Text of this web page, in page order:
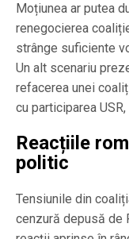
Moțiunea ar putea
renegocierea
strânge suficiente
Un alt scenariu
refacerea unei
cu participarea
Reacțiile
politic
Tensiunile din
cenzură depusă de